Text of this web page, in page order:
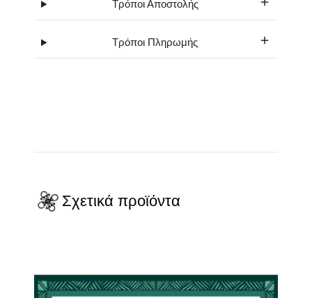
Τρόποι Αποστολής
Τρόποι Πληρωμής
Σχετικά προϊόντα